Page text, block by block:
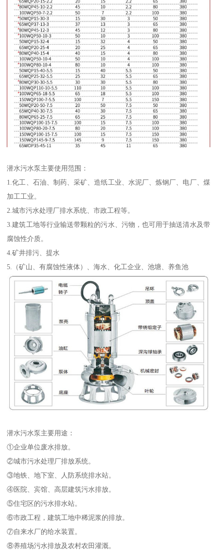
潜水污水泵主要使用范围：
1.化工、石油、制药、采矿、造纸工业、水泥厂、炼钢厂、电厂、煤
加工工业。
2.城市污水处理厂排水系统、市政工程等。
3.建筑工地等行业输送带颗粒的污水、污物，也可用于抽送清水及带
腐蚀性介质。
4.矿井排污、提水
5.（矿山、有腐蚀性液体）、海水、化工企业、池塘、养鱼池
潜水污水泵主要用途：
①企业单位废水排放。
②城市污水处理厂排放系统。
③地铁、地下室、人防系统排水站。
④医院、宾馆、高层建筑污水排放。
⑤住宅区的污水排水站。
⑥市政工程，建筑工地中稀泥浆的排放。
⑦自来水厂的给水装置。
⑧养殖场污水排放及农村农田灌溉。